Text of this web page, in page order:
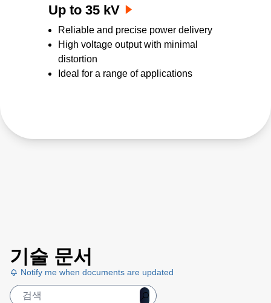
함한 다양한 응용 분야에 고전력 솔루션을 제공
합니다. Trek 10 40A-HS, Trek 20 20C, Trek 20
20C-HS 시스템은 최대 400W의 전력을 공급할
수 있으며, Trek 30 20A, Trek 40 15, Trek 50
제공합니다. 이러한 시스템은 높은 정밀도와 정
Up to 35 kV
Reliable and precise power delivery
High voltage output with minimal
distortion
Ideal for a range of applications
기술 문서
Notify me when documents are updated